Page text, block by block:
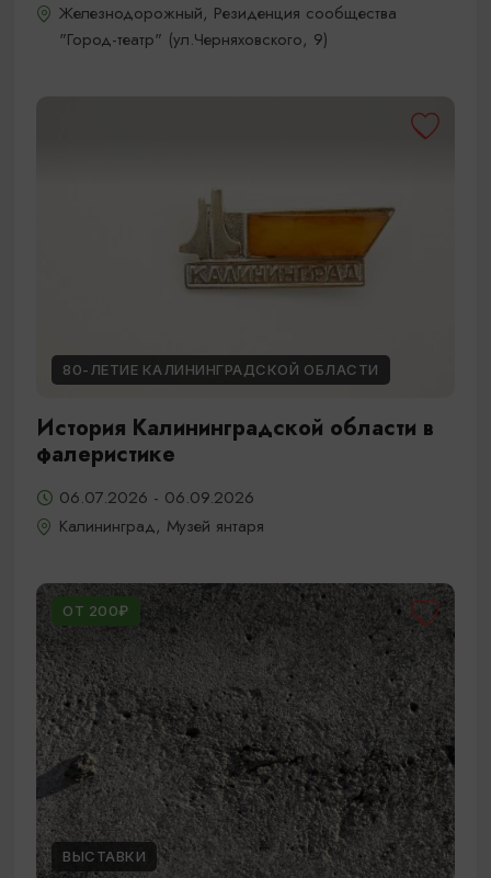
Железнодорожный, Резиденция сообщества
"Город-театр" (ул.Черняховского, 9)
80-ЛЕТИЕ КАЛИНИНГРАДСКОЙ ОБЛАСТИ
История Калининградской области в
фалеристике
06.07.2026 - 06.09.2026
Калининград, Музей янтаря
ОТ 200₽
ВЫСТАВКИ